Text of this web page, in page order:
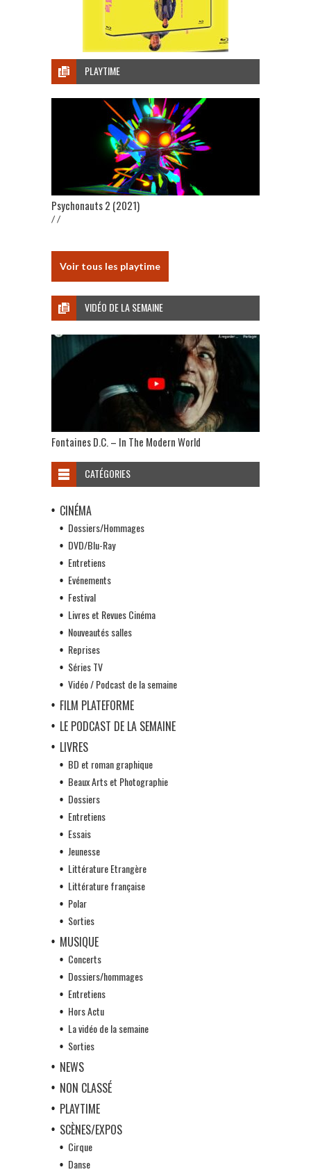
PLAYTIME
Psychonauts 2 (2021)
/ /
Voir tous les playtime
VIDÉO DE LA SEMAINE
Fontaines D.C. – In The Modern World
CATÉGORIES
CINÉMA
Dossiers/Hommages
DVD/Blu-Ray
Entretiens
Evénements
Festival
Livres et Revues Cinéma
Nouveautés salles
Reprises
Séries TV
Vidéo / Podcast de la semaine
FILM PLATEFORME
LE PODCAST DE LA SEMAINE
LIVRES
BD et roman graphique
Beaux Arts et Photographie
Dossiers
Entretiens
Essais
Jeunesse
Littérature Etrangère
Littérature française
Polar
Sorties
MUSIQUE
Concerts
Dossiers/hommages
Entretiens
Hors Actu
La vidéo de la semaine
Sorties
NEWS
NON CLASSÉ
PLAYTIME
SCÈNES/EXPOS
Cirque
Danse